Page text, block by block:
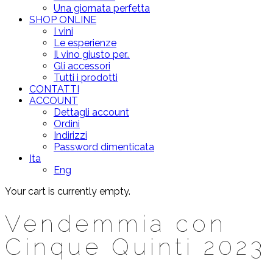
Una giornata perfetta
SHOP ONLINE
I vini
Le esperienze
Il vino giusto per..
Gli accessori
Tutti i prodotti
CONTATTI
ACCOUNT
Dettagli account
Ordini
Indirizzi
Password dimenticata
Ita
Eng
Your cart is currently empty.
Vendemmia con
Cinque Quinti 2023